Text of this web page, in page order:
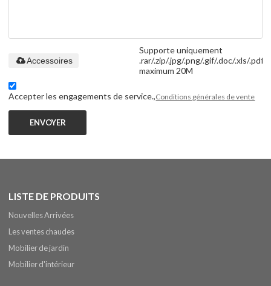
Supporte uniquement
.rar/.zip/.jpg/.png/.gif/.doc/.xls/.pdf,
maximum 20M
Accessoires
Accepter les engagements de service.,Conditions générales de vente
ENVOYER
LISTE DE PRODUITS
Nouvelles Arrivées
Les ventes chaudes
Mobilier de jardin
Mobilier d'intérieur